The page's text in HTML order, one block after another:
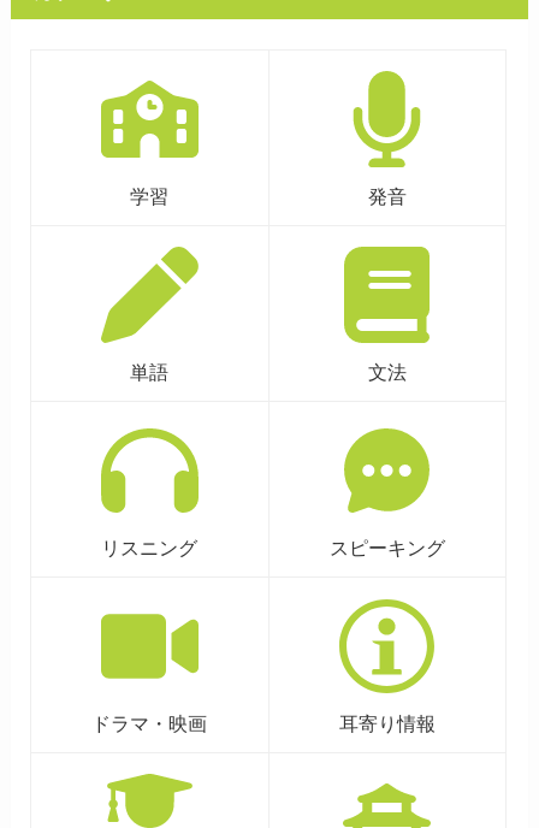
学習 発音
単語 文法
リスニング スピーキング
ドラマ・映画 耳寄り情報